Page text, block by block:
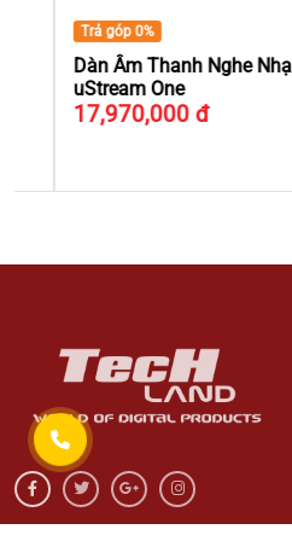
Trả góp 0%
Dàn Âm Thanh Nghe Nhạc
uStream One
17,970,000 đ